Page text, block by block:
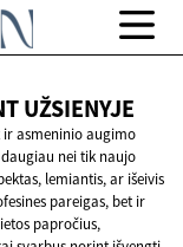
UŽSIENYJE
ir asmeninio augimo
nei tik naujo
lemiantis, ar išeivis
pareigas, bet ir
papročius,